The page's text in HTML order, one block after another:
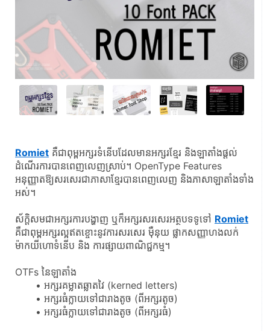
Romiet គឺជាពុម្ពអក្សរទំនើបដែលមានអក្សរខ្មែរ និងឡាតាំងផ្ដល់
ដំណើរការបានពេញលេញស្រាប់។ OpenType Features
អនុញ្ញាត​ឱ្យ​សរសេរ​ជា​ភាសា​ខ្មែរ​បាន​ពេញលេញ និង​ភាសា​ឡាតាំង​ទាំង
អស់។
ស័ក្តិសមជាអក្សរការបង្ហាញ ឬក៏អក្សរសរសេរអត្ថបទទូទៅ Romiet
គឺជាពុម្ពអក្សរល្អឥតខ្ចោះនូវការសរសេរ ម៉ឺនុយ ផ្លាកសញ្ញាហងលក់
ម៉ាកយីហោទំនើប និង ការផ្សាយពាណិជ្ជកម្ម។
OTFs នៃឡាតាំង
អក្សរគម្លាតឆ្លាតវៃ (kerned letters)
អក្សរធំក្លាយទៅជារាងតូច (ពីអក្សរតូច)​
អក្សរធំក្លាយទៅជារាងតូច (ពីអក្សរធំ)